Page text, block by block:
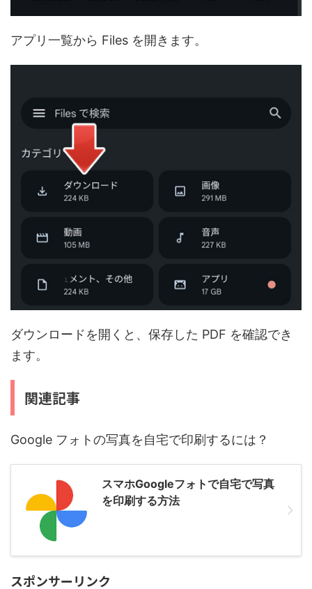
アプリ一覧から Files を開きます。
ダウンロードを開くと、保存した PDF を確認でき
ます。
関連記事
Google フォトの写真を自宅で印刷するには？
スマホGoogleフォトで自宅で写真
を印刷する方法
スポンサーリンク